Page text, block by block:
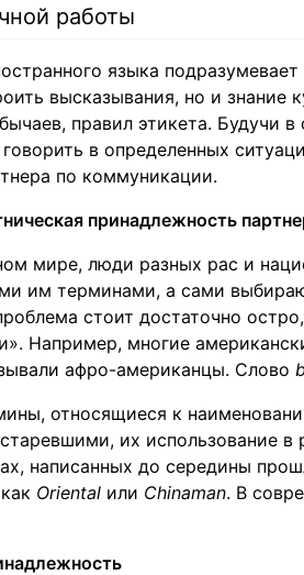
работы
языка
высказывания, но и знание
правил этикета. Будучи
в определенных
по коммуникации.
принадлежность
мире, люди разных рас и
им терминами, а сами
стоит достаточно
Например, многие
афро-американцы. Слово
относящиеся к
их использование
написанных до середины
Oriental или Chinaman. В